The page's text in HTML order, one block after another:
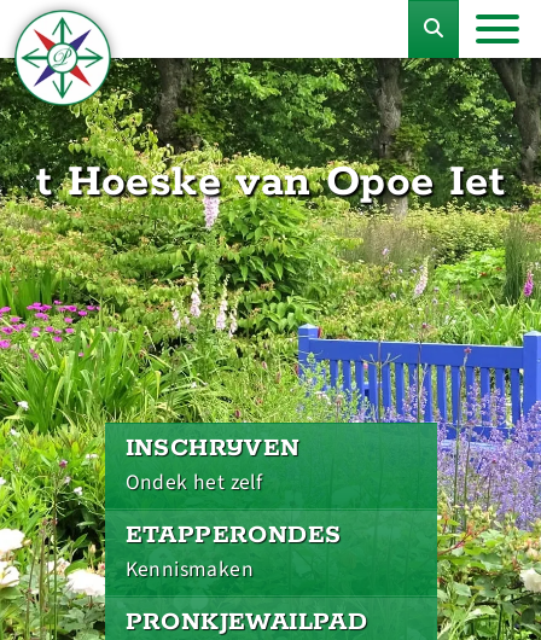
t Hoeske van Opoe Iet
INSCHRIJVEN
Ondek het zelf
ETAPPERONDES
Kennismaken
PRONKJEWAILPAD